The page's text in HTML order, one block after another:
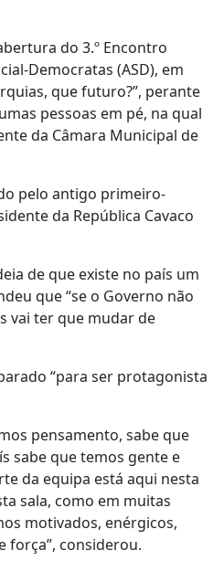
do 3.º Encontro
Democratas (ASD), em
que futuro?”, perante
pessoas em pé, na qual
da Câmara Municipal de
pelo antigo primeiro-
da República Cavaco
de que existe no país um
que “se o Governo não
vai ter que mudar de
“para ser protagonista
pensamento, sabe que
sabe que temos gente e
da equipa está aqui nesta
sala, como em muitas
motivados, enérgicos,
força”, considerou.